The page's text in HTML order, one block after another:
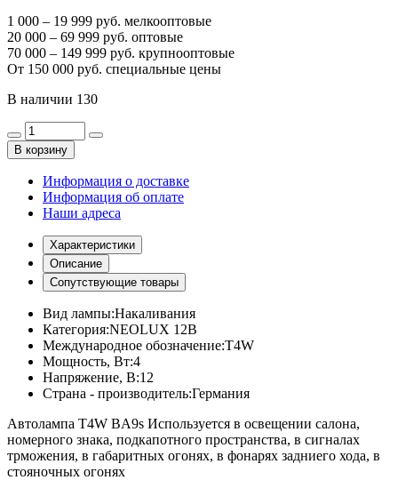
1 000 – 19 999 руб. мелкооптовые
20 000 – 69 999 руб. оптовые
70 000 – 149 999 руб. крупнооптовые
От 150 000 руб. специальные цены
В наличии 130
В корзину
Информация о доставке
Информация об оплате
Наши адреса
Характеристики
Описание
Сопутствующие товары
Вид лампы:Накаливания
Категория:NEOLUX 12В
Международное обозначение:T4W
Мощность, Вт:4
Напряжение, В:12
Страна - производитель:Германия
Автолампа T4W BA9s Используется в освещении салона,
номерного знака, подкапотного пространства, в сигналах
трможения, в габаритных огонях, в фонарях задниего хода, в
стояночных огонях